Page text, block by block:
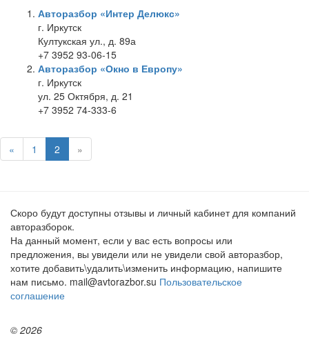
Авторазбор «Интер Делюкс»
г. Иркутск
Култукская ул., д. 89а
+7 3952 93-06-15
Авторазбор «Окно в Европу»
г. Иркутск
ул. 25 Октября, д. 21
+7 3952 74-333-6
« 1 2 »
Скоро будут доступны отзывы и личный кабинет для компаний
авторазборок.
На данный момент, если у вас есть вопросы или
предложения, вы увидели или не увидели свой авторазбор,
хотите добавить\удалить\изменить информацию, напишите
нам письмо. mail@avtorazbor.su Пользовательское
соглашение
© 2026